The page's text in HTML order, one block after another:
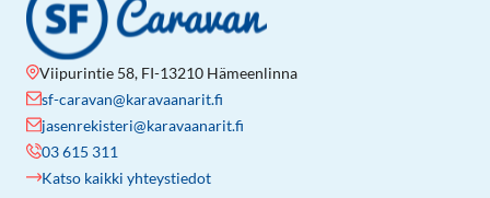
Viipurintie 58, FI-13210 Hämeenlinna
sf-caravan@karavaanarit.fi
jasenrekisteri@karavaanarit.fi
03 615 311
Katso kaikki yhteystiedot